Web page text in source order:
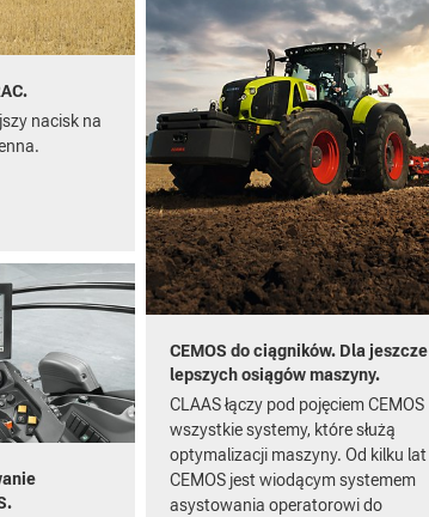
nacisk na
CEMOS do ciągników. Dla jeszcze
lepszych osiągów maszyny.
CLAAS łączy pod pojęciem CEMOS
wszystkie systemy, które służą
optymalizacji maszyny. Od kilku lat
CEMOS jest wiodącym systemem
asystowania operatorowi do